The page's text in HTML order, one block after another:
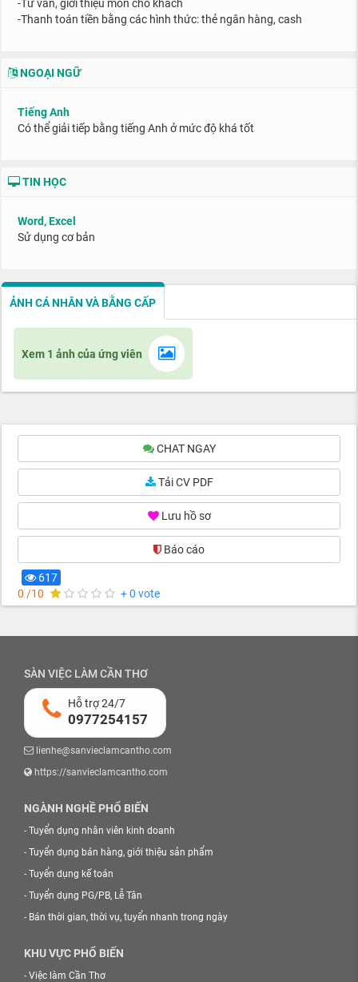
-Tư vấn, giới thiệu món cho khách
-Thanh toán tiền bằng các hình thức: thẻ ngân hàng, cash
NGOẠI NGỮ
Tiếng Anh
Có thể giải tiếp bằng tiếng Anh ở mức độ khá tốt
TIN HỌC
Word, Excel
Sử dụng cơ bản
ẢNH CÁ NHÂN VÀ BẰNG CẤP
Xem 1 ảnh của ứng viên
CHAT NGAY
Tải CV PDF
Lưu hồ sơ
Báo cáo
617
0 /10
+ 0 vote
SÀN VIỆC LÀM CẦN THƠ
Hỗ trợ 24/7
0977254157
lienhe@sanvieclamcantho.com
https://sanvieclamcantho.com
NGÀNH NGHỀ PHỔ BIẾN
- Tuyển dụng nhân viên kinh doanh
- Tuyển dụng bán hàng, giới thiệu sản phẩm
- Tuyển dụng kế toán
- Tuyển dụng PG/PB, Lễ Tân
- Bán thời gian, thời vụ, tuyển nhanh trong ngày
KHU VỰC PHỔ BIẾN
- Việc làm Cần Thơ